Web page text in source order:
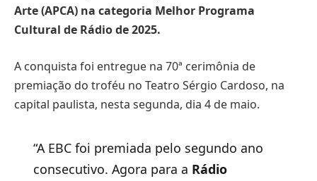
Arte (APCA) na categoria Melhor Programa
Cultural de Rádio de 2025.
A conquista foi entregue na 70ª cerimônia de
premiação do troféu no Teatro Sérgio Cardoso, na
capital paulista, nesta segunda, dia 4 de maio.
“A EBC foi premiada pelo segundo ano
consecutivo. Agora para a Rádio